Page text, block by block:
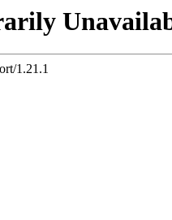
1.21.1